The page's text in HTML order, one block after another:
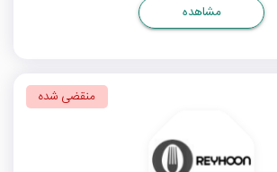
مشاهده
منقضی شده